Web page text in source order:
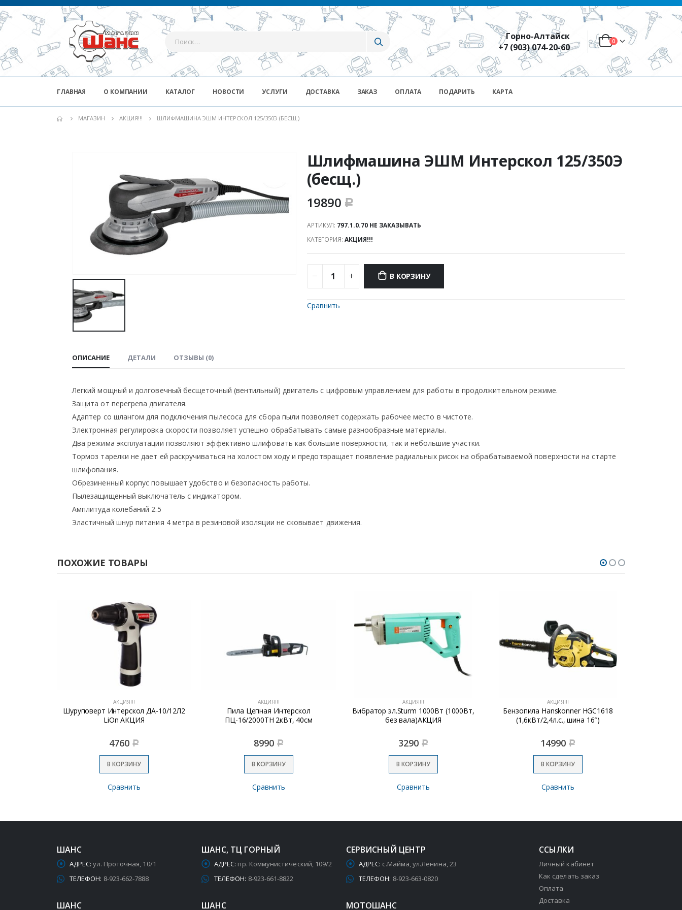
Горно-Алтайск
+7 (903) 074-20-60
0
ГЛАВНАЯ О КОМПАНИИ КАТАЛОГ НОВОСТИ УСЛУГИ ДОСТАВКА ЗАКАЗ ОПЛАТА ПОДАРИТЬ КАРТА
МАГАЗИН АКЦИЯ!!! ШЛИФМАШИНА ЭШМ ИНТЕРСКОЛ 125/350Э (БЕСЩ.)
Шлифмашина ЭШМ Интерскол 125/350Э
(бесщ.)
19890 Р
АРТИКУЛ: 797.1.0.70 НЕ ЗАКАЗЫВАТЬ
КАТЕГОРИЯ: АКЦИЯ!!!
В КОРЗИНУ
Сравнить
ОПИСАНИЕ ДЕТАЛИ ОТЗЫВЫ (0)
Легкий мощный и долговечный бесщеточный (вентильный) двигатель с цифровым управлением для работы в продолжительном режиме.
Защита от перегрева двигателя.
Адаптер со шлангом для подключения пылесоса для сбора пыли позволяет содержать рабочее место в чистоте.
Электронная регулировка скорости позволяет успешно обрабатывать самые разнообразные материалы.
Два режима эксплуатации позволяют эффективно шлифовать как большие поверхности, так и небольшие участки.
Тормоз тарелки не дает ей раскручиваться на холостом ходу и предотвращает появление радиальных рисок на обрабатываемой поверхности на старте
шлифования.
Обрезиненный корпус повышает удобство и безопасность работы.
Пылезащищенный выключатель с индикатором.
Амплитуда колебаний 2.5
Эластичный шнур питания 4 метра в резиновой изоляции не сковывает движения.
ПОХОЖИЕ ТОВАРЫ
АКЦИЯ!!!
Шуруповерт Интерскол ДА-10/12Л2
LiOn АКЦИЯ
4760 Р
В КОРЗИНУ
Сравнить
АКЦИЯ!!!
Пила Цепная Интерскол
ПЦ-16/2000ТН 2кВт, 40см
8990 Р
В КОРЗИНУ
Сравнить
АКЦИЯ!!!
Вибратор эл.Sturm 1000Вт (1000Вт,
без вала)АКЦИЯ
3290 Р
В КОРЗИНУ
Сравнить
АКЦИЯ!!!
Бензопила Hanskonner HGC1618
(1,6кВт/2,4л.с., шина 16″)
14990 Р
В КОРЗИНУ
Сравнить
ШАНС
АДРЕС: ул. Проточная, 10/1
ТЕЛЕФОН: 8-923-662-7888
ШАНС
ШАНС, ТЦ ГОРНЫЙ
АДРЕС: пр. Коммунистический, 109/2
ТЕЛЕФОН: 8-923-661-8822
ШАНС
СЕРВИСНЫЙ ЦЕНТР
АДРЕС: с.Майма, ул.Ленина, 23
ТЕЛЕФОН: 8-923-663-0820
МОТОШАНС
ССЫЛКИ
Личный кабинет
Как сделать заказ
Оплата
Доставка